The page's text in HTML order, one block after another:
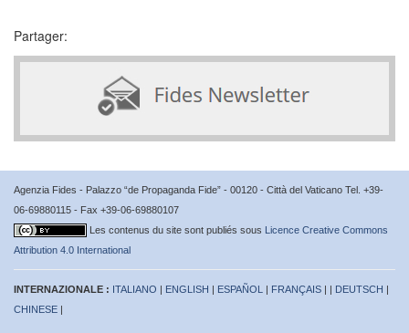
Partager:
Agenzia Fides - Palazzo “de Propaganda Fide” - 00120 - Città del Vaticano Tel. +39-
06-69880115 - Fax +39-06-69880107
Les contenus du site sont publiés sous Licence Creative Commons
Attribution 4.0 International
INTERNAZIONALE : ITALIANO | ENGLISH | ESPAÑOL | FRANÇAIS | | DEUTSCH |
CHINESE |